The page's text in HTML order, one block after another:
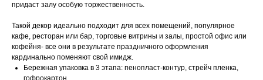
придаст залу особую торжественность.
Такой декор идеально подходит для всех помещений, популярное
кафе, ресторан или бар, торговые витрины и залы, простой офис или
кофейня- все они в результате праздничного оформления
кардинально поменяют свой имидж.
Бережная упаковка в 3 этапа: пенопласт-контур, стрейч пленка,